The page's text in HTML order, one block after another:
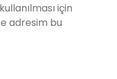
için
adresim bu